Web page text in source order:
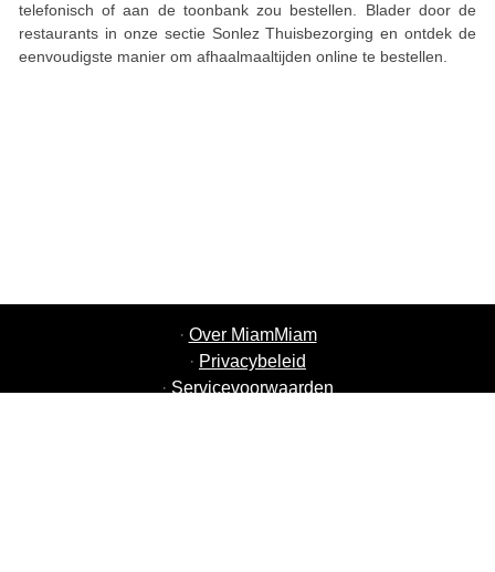
telefonisch of aan de toonbank zou bestellen. Blader door de
restaurants in onze sectie Sonlez Thuisbezorging en ontdek de
eenvoudigste manier om afhaalmaaltijden online te bestellen.
· Over MiamMiam
· Privacybeleid
· Servicevoorwaarden